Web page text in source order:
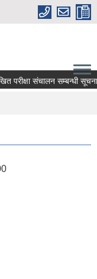
परीक्षा संचालन सम्बन्धी सूचना!